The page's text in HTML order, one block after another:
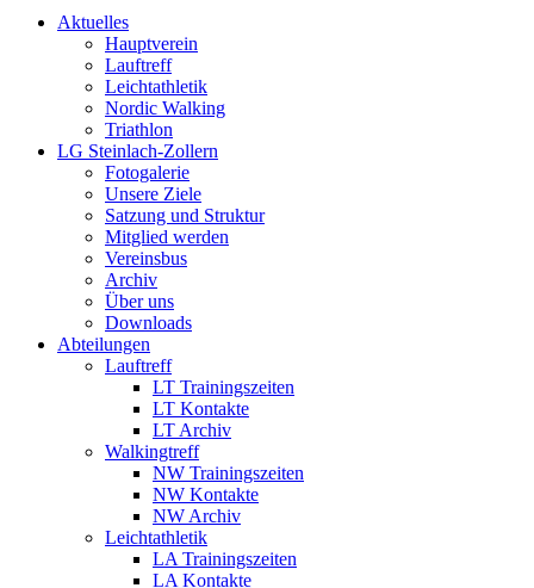
Aktuelles
Hauptverein
Lauftreff
Leichtathletik
Nordic Walking
Triathlon
LG Steinlach-Zollern
Fotogalerie
Unsere Ziele
Satzung und Struktur
Mitglied werden
Vereinsbus
Archiv
Über uns
Downloads
Abteilungen
Lauftreff
LT Trainingszeiten
LT Kontakte
LT Archiv
Walkingtreff
NW Trainingszeiten
NW Kontakte
NW Archiv
Leichtathletik
LA Trainingszeiten
LA Kontakte